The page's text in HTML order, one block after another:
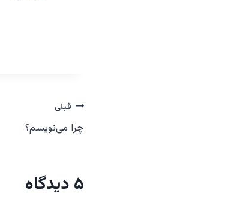
راهبری
نوشته‌ها
قبلی
چرا می‌نویسم؟
۵ دیدگاه